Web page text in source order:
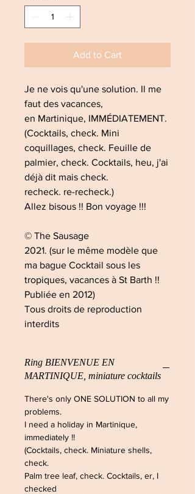
Add to Cart
Je ne vois qu'une solution. Il me
faut des vacances,
en Martinique, IMMÉDIATEMENT.
(Cocktails, check. Mini
coquillages, check. Feuille de
palmier, check. Cocktails, heu, j'ai
déjà dit mais check.
recheck. re-recheck.)
Allez bisous !! Bon voyage !!!
© The Sausage
2021. (sur le même modèle que
ma bague Cocktail sous les
tropiques, vacances à St Barth !!
Publiée en 2012)
Tous droits de reproduction
interdits
Ring BIENVENUE EN
MARTINIQUE, miniature cocktails
There's only ONE SOLUTION to all my
problems.
I need a holiday in Martinique,
immediately !!
(Cocktails, check. Miniature shells,
check.
Palm tree leaf, check. Cocktails, er, I
checked